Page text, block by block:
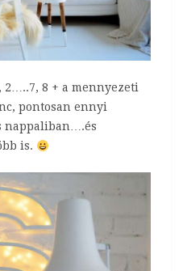
2…..7, 8 + a mennyezeti
pontosan ennyi
nappaliban….és
is.